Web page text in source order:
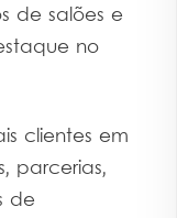
de salões e
no
clientes em
parcerias,
de